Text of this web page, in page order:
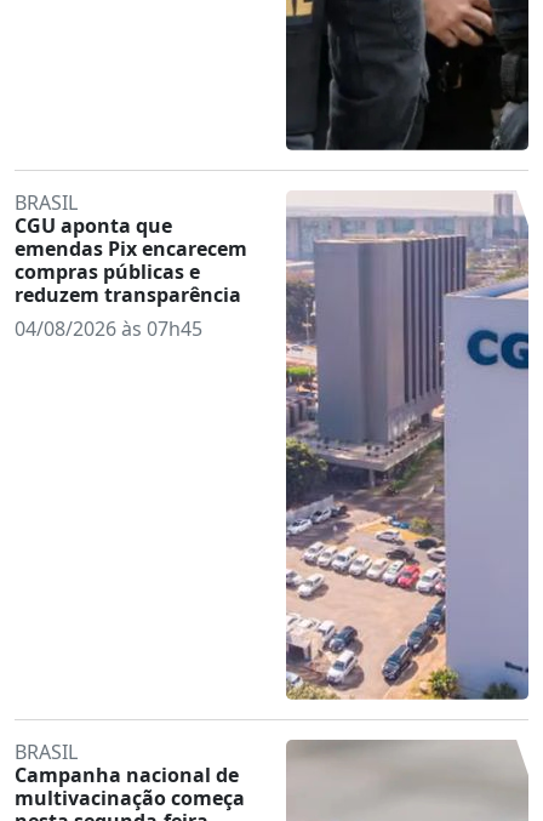
BRASIL
CGU aponta que
emendas Pix encarecem
compras públicas e
reduzem transparência
04/08/2026 às 07h45
BRASIL
Campanha nacional de
multivacinação começa